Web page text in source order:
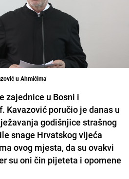
u Ahmićima
zajednice u Bosni i
Kavazović poručio je danas u
godišnjice strašnog
snage Hrvatskog vijeća
ovog mjesta, da su ovakvi
su oni čin pijeteta i opomene